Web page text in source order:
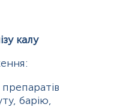
калу
барію,